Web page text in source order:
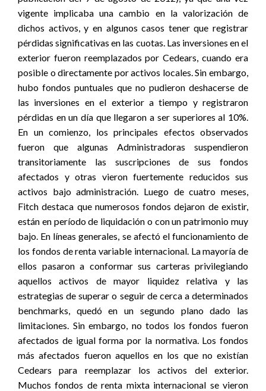
vigente implicaba una cambio en la valorización de
dichos activos, y en algunos casos tener que registrar
pérdidas significativas en las cuotas. Las inversiones en el
exterior fueron reemplazados por Cedears, cuando era
posible o directamente por activos locales. Sin embargo,
hubo fondos puntuales que no pudieron deshacerse de
las inversiones en el exterior a tiempo y registraron
pérdidas en un día que llegaron a ser superiores al 10%.
En un comienzo, los principales efectos observados
fueron que algunas Administradoras suspendieron
transitoriamente las suscripciones de sus fondos
afectados y otras vieron fuertemente reducidos sus
activos bajo administración. Luego de cuatro meses,
Fitch destaca que numerosos fondos dejaron de existir,
están en período de liquidación o con un patrimonio muy
bajo. En líneas generales, se afectó el funcionamiento de
los fondos de renta variable internacional. La mayoría de
ellos pasaron a conformar sus carteras privilegiando
aquellos activos de mayor liquidez relativa y las
estrategias de superar o seguir de cerca a determinados
benchmarks, quedó en un segundo plano dado las
limitaciones. Sin embargo, no todos los fondos fueron
afectados de igual forma por la normativa. Los fondos
más afectados fueron aquellos en los que no existían
Cedears para reemplazar los activos del exterior.
Muchos fondos de renta mixta internacional se vieron